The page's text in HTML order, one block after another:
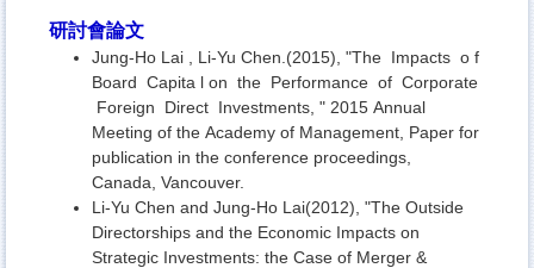
研討會論文
Jung-Ho Lai , Li-Yu Chen.(2015), "The Impacts o f
Board Capita l on the Performance of Corporate
Foreign Direct Investments, " 2015 Annual
Meeting of the Academy of Management, Paper for
publication in the conference proceedings,
Canada, Vancouver.
Li-Yu Chen and Jung-Ho Lai(2012), "The Outside
Directorships and the Economic Impacts on
Strategic Investments: the Case of Merger &